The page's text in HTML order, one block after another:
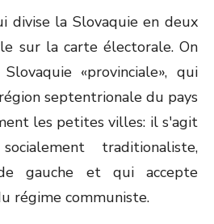
divise la Slovaquie en deux
sur la carte électorale. On
«provinciale», qui
septentrionale du pays
les petites villes: il s'agit
traditionaliste,
gauche et qui accepte
régime communiste.